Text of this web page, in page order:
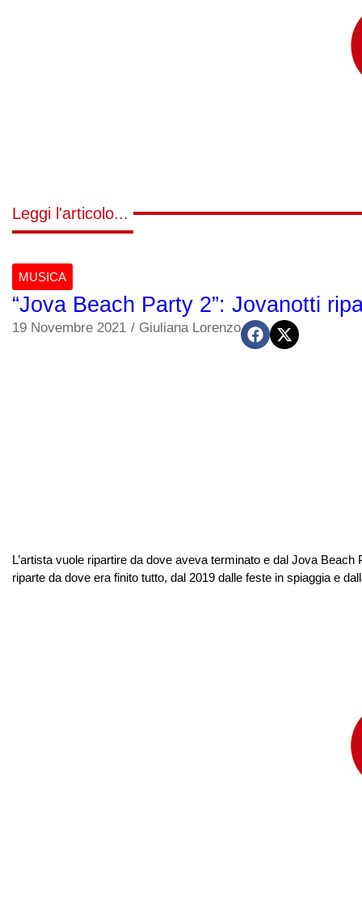
Leggi l'articolo...
MUSICA
“Jova Beach Party 2”: Jovanotti
19 Novembre 2021 / Giuliana Lorenzo
L’artista vuole ripartire da dove aveva terminato e dal Jova
riparte da dove era finito tutto, dal 2019 dalle feste in spiaggia e